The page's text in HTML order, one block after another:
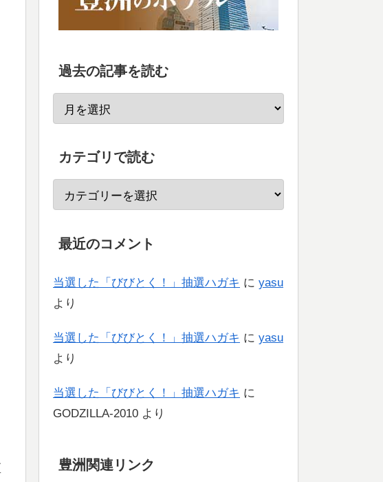
過去の記事を読む
カテゴリで読む
最近のコメント
当選した「びびとく！」抽選ハガキ に yasu
より
当選した「びびとく！」抽選ハガキ に yasu
より
当選した「びびとく！」抽選ハガキ に
GODZILLA-2010 より
豊洲関連リンク